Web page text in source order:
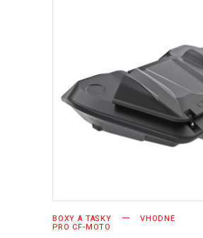
PŘIDAT DO KOŠÍKU
BOXY A TAŠKY VHODNÉ
PRO CF-MOTO